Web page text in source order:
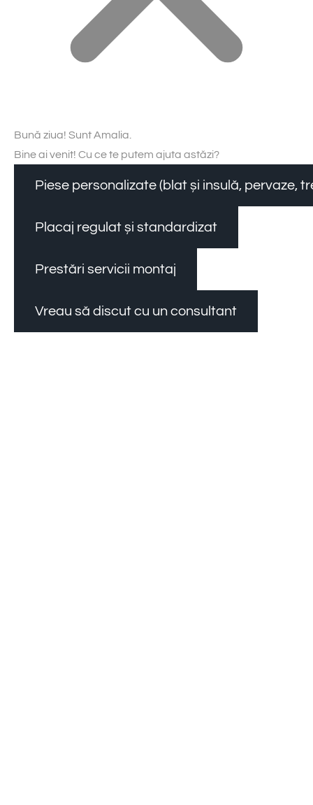
Bună ziua! Sunt Amalia.
Bine ai venit! Cu ce te putem ajuta astăzi?
Piese personalizate (blat și insulă, pervaze,
Placaj regulat și standardizat
Prestări servicii montaj
Vreau să discut cu un consultant